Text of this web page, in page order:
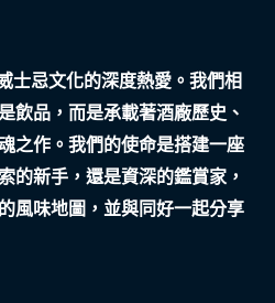
忌文化的深度熱愛。我們相
飲品，而是承載著酒廠歷史、
之作。我們的使命是搭建一座
的新手，還是資深的鑑賞家，
風味地圖，並與同好一起分享